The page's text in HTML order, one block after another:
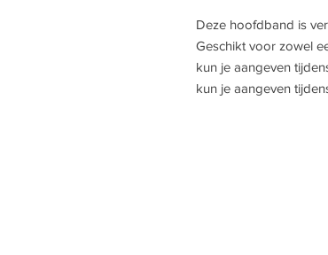
Deze hoofdband is
Geschikt voor zowel
kun je aangeven
kun je aangeven